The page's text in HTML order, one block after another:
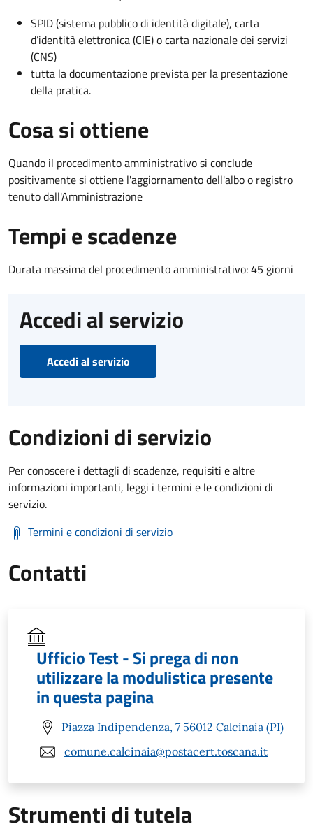
SPID (sistema pubblico di identità digitale), carta
d’identità elettronica (CIE) o carta nazionale dei servizi
(CNS)
tutta la documentazione prevista per la presentazione
della pratica.
Cosa si ottiene
Quando il procedimento amministrativo si conclude
positivamente si ottiene l'aggiornamento dell'albo o registro
tenuto dall'Amministrazione
Tempi e scadenze
Durata massima del procedimento amministrativo: 45 giorni
Accedi al servizio
Accedi al servizio
Condizioni di servizio
Per conoscere i dettagli di scadenze, requisiti e altre
informazioni importanti, leggi i termini e le condizioni di
servizio.
Termini e condizioni di servizio
Contatti
Ufficio Test - Si prega di non
utilizzare la modulistica presente
in questa pagina
Piazza Indipendenza, 7 56012 Calcinaia (PI)
comune.calcinaia@postacert.toscana.it
Strumenti di tutela